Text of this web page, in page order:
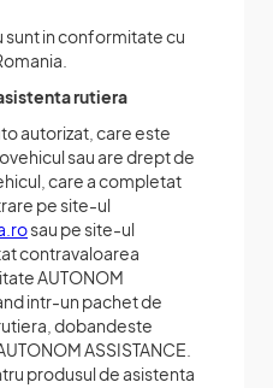
sunt in conformitate cu
rutiera
autorizat, care este
sau are drept de
care a completat
pe site-ul
sau pe site-ul
contravaloarea
AUTONOM
intr-un pachet de
dobandeste
ASSISTANCE.
produsul de asistenta